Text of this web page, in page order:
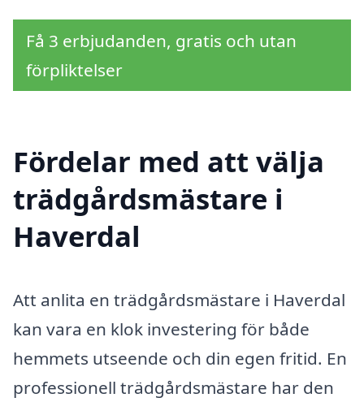
Få 3 erbjudanden, gratis och utan
förpliktelser
Fördelar med att välja
trädgårdsmästare i
Haverdal
Att anlita en trädgårdsmästare i Haverdal
kan vara en klok investering för både
hemmets utseende och din egen fritid. En
professionell trädgårdsmästare har den